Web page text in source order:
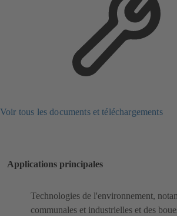
Voir tous les documents et téléchargements
Applications principales
Technologies de l'environnement,
communales et industrielles et des